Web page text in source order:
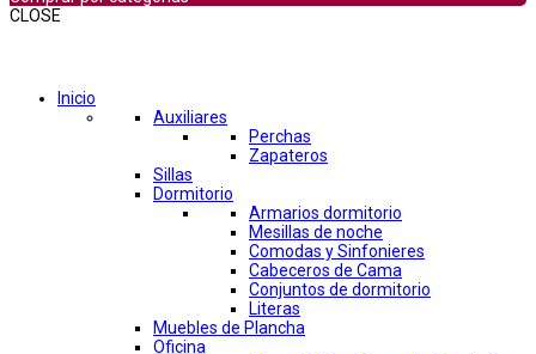
CLOSE
Inicio
Auxiliares
Perchas
Zapateros
Sillas
Dormitorio
Armarios dormitorio
Mesillas de noche
Comodas y Sinfonieres
Cabeceros de Cama
Conjuntos de dormitorio
Literas
Muebles de Plancha
Oficina